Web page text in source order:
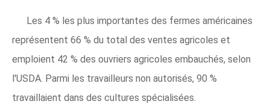
Les 4 % les plus importantes des fermes américaines
représentent 66 % du total des ventes agricoles et
emploient 42 % des ouvriers agricoles embauchés, selon
l'USDA. Parmi les travailleurs non autorisés, 90 %
travaillaient dans des cultures spécialisées.